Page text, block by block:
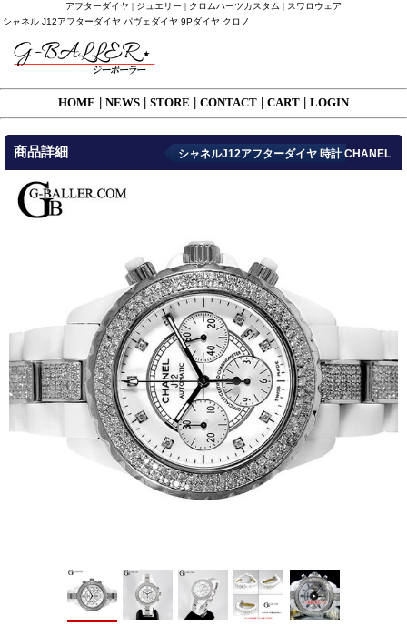
アフターダイヤ | ジュエリー | クロムハーツカスタム | スワロウェア
シャネル J12アフターダイヤ パヴェダイヤ 9Pダイヤ クロノ
HOME NEWS STORE CONTACT CART LOGIN
商品詳細 シャネルJ12アフターダイヤ 時計 CHANEL